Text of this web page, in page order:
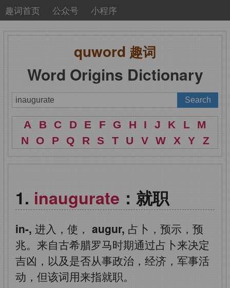
趣词首页 公众号 小程序
quword 趣词
Word Origins Dictionary
A B C D E F G H I J K L
M
N
O P Q R S T U V W X Y Z
inaugurate ：就职
in-, 进入，使， augur, 占卜，预示，预
兆。来自古希腊罗马时期通过占卜来决定
吉凶，以及是否从事政治，经济，军事活
动，但该词用来指就职。